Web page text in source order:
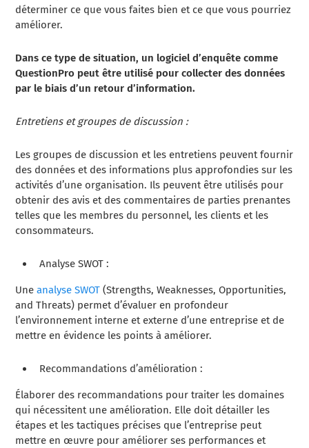
déterminer ce que vous faites bien et ce que vous pourriez
améliorer.
Dans ce type de situation, un logiciel d’enquête comme
QuestionPro peut être utilisé pour collecter des données
par le biais d’un retour d’information.
Entretiens et groupes de discussion :
Les groupes de discussion et les entretiens peuvent fournir
des données et des informations plus approfondies sur les
activités d’une organisation. Ils peuvent être utilisés pour
obtenir des avis et des commentaires de parties prenantes
telles que les membres du personnel, les clients et les
consommateurs.
Analyse SWOT :
Uneanalyse SWOT (Strengths, Weaknesses, Opportunities,
and Threats) permet d’évaluer en profondeur
l’environnement interne et externe d’une entreprise et de
mettre en évidence les points à améliorer.
Recommandations d’amélioration :
Élaborer des recommandations pour traiter les domaines
qui nécessitent une amélioration. Elle doit détailler les
étapes et les tactiques précises que l’entreprise peut
mettre en œuvre pour améliorer ses performances et